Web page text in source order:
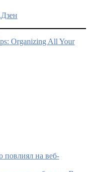
Organizing All Your
повлиял на веб-